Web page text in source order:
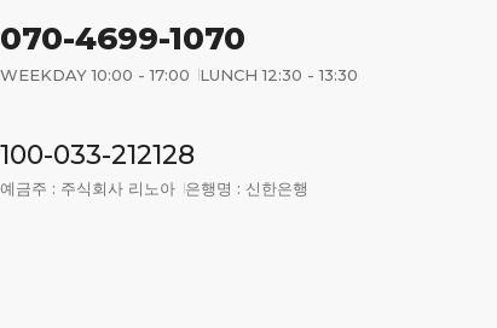
070-4699-1070
WEEKDAY 10:00 - 17:00 LUNCH 12:30 - 13:30
100-033-212128
예금주 : 주식회사 리노아 은행명 : 신한은행